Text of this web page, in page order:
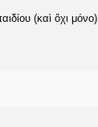
(καὶ ὄχι μόνο)